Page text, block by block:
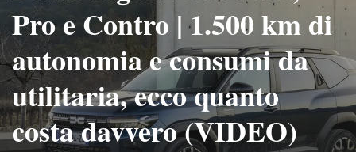
Pro e Contro | 1.500 km di
autonomia e consumi da
utilitaria, ecco quanto
costa davvero (VIDEO)